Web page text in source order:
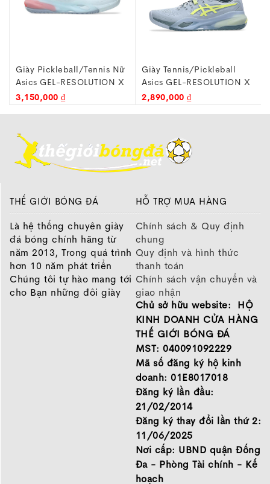
Giày Tennis/Pickleball
Asics GEL-RESOLUTION X
1041A487-402 Xám Xanh
2,890,000 ₫
Giày Pickleball/Tennis
Asics Court Hunter FF
1071A111-401 Xanh/trắng
2,150,000 ₫
THẾ GIỚI BÓNG ĐÁ
Là hệ thống chuyên giày
đá bóng chính hãng từ
năm 2013, Trong quá trình
hơn 10 năm phát triển
Chúng tôi tự hào mang tới
cho Bạn những đôi giày
HỖ TRỢ MUA HÀNG
Chính sách & Quy định
chung
Quy định và hình thức
thanh toán
Chính sách vận chuyển và
giao nhận
Chính sách bảo hành
Chính sách bảo mật thông
tin
Chủ sở hữu website: HỘ
KINH DOANH CỬA HÀNG
THẾ GIỚI BÓNG ĐÁ
MST: 040091092229
Mã số đăng ký hộ kinh
doanh: 01E8017018
Đăng ký lần đầu:
21/02/2014
Đăng ký thay đổi lần thứ 2:
11/06/2025
Nơi cấp: UBND quận Đống
Đa - Phòng Tài chính - Kế
hoạch